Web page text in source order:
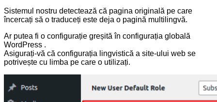
Sistemul nostru detectează că pagina originală pe care
încercați să o traduceți este deja o pagină multilingvă.
Ar putea fi o configurație greșită în configurația globală
WordPress .
Asigurați-vă că configurația lingvistică a site-ului web se
potrivește cu limba pe care o utilizați.